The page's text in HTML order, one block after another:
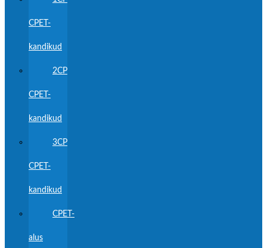
CPET-
kandikud
2CP
CPET-
kandikud
3CP
CPET-
kandikud
CPET-
alus